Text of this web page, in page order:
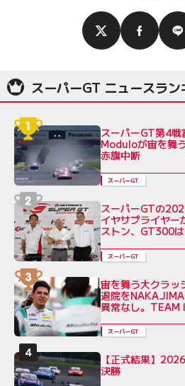
スーパーGT ニュースラン
スーパーGT第4
Moduloが宙を舞
赤旗中断
スーパーGT
スーパーGTの
イヤサプライヤ
ストン、GT300
スーパーGT
宙を舞う大クラッ
退院を
異常なし。TEAM
スーパーGT
【正式結果】
決勝